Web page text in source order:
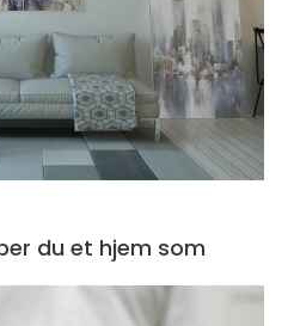
du et hjem som